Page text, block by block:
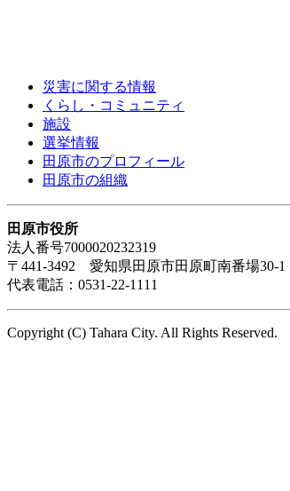
災害に関する情報
くらし・コミュニティ
施設
選挙情報
田原市のプロフィール
田原市の組織
田原市役所
法人番号7000020232319
〒441-3492 愛知県田原市田原町南番場30-1
代表電話：0531-22-1111
Copyright (C) Tahara City. All Rights Reserved.